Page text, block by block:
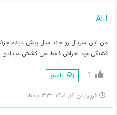
ALI
من این سریال رو چند سال پیش دیدم
قشنگی بود اخراش فقط هی کشش میدادن
1 پاسخ
فروردین ۱۶, ۱۴۰۱ ۳:۳۳ ب.ظ